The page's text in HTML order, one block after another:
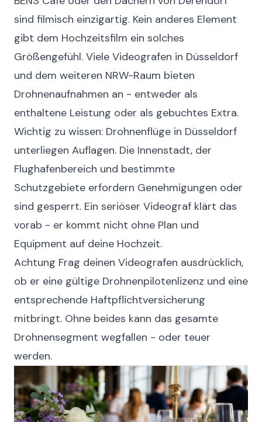
sind filmisch einzigartig. Kein anderes Element
gibt dem Hochzeitsfilm ein solches
Größengefühl. Viele Videografen in Düsseldorf
und dem weiteren NRW-Raum bieten
Drohnenaufnahmen an - entweder als
enthaltene Leistung oder als gebuchtes Extra.
Wichtig zu wissen: Drohnenflüge in Düsseldorf
unterliegen Auflagen. Die Innenstadt, der
Flughafenbereich und bestimmte
Schutzgebiete erfordern Genehmigungen oder
sind gesperrt. Ein seriöser Videograf klärt das
vorab - er kommt nicht ohne Plan und
Equipment auf deine Hochzeit.
Achtung Frag deinen Videografen ausdrücklich,
ob er eine gültige Drohnenpilotenlizenz und eine
entsprechende Haftpflichtversicherung
mitbringt. Ohne beides kann das gesamte
Drohnensegment wegfallen - oder teuer
werden.